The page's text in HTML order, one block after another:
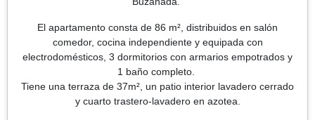
El apartamento consta de 86 m², distribuidos en salón
comedor, cocina independiente y equipada con
electrodomésticos, 3 dormitorios con armarios empotrados y
1 baño completo.
Tiene una terraza de 37m², un patio interior lavadero cerrado
y cuarto trastero-lavadero en azotea.